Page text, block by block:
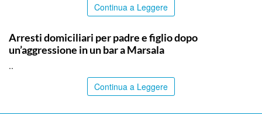
Continua a Leggere
Arresti domiciliari per padre e figlio dopo
un’aggressione in un bar a Marsala
..
Continua a Leggere